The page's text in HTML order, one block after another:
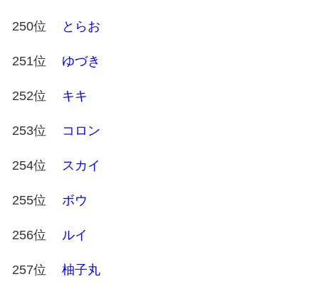
250位 とらお
251位 ゆづき
252位 キキ
253位 コロン
254位 スカイ
255位 ボウ
256位 ルイ
257位 柚子丸